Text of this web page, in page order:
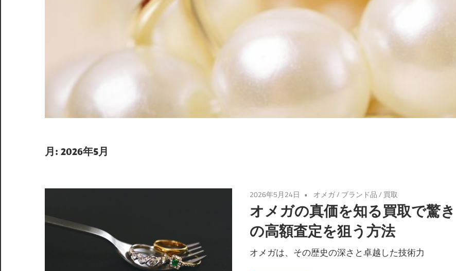
値
化
月: 2026年5月
2026年5月24日 オメガ/ ブランド品/ 買取
オメガの真価を知る買取で驚き
の高額査定を狙う方法
オメガは、その歴史の深さと卓越した技術力